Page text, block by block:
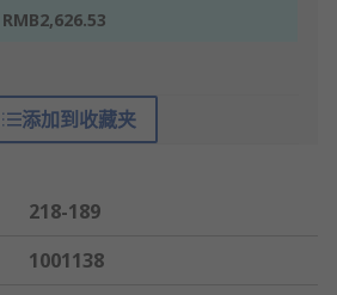
RMB2,626.53
添加到收藏夹
218-189
1001138